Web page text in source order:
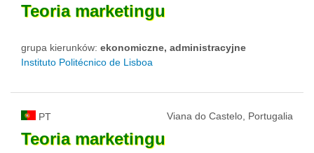
Teoria marketingu
grupa kierunków: ekonomiczne, administracyjne
Instituto Politécnico de Lisboa
PT Viana do Castelo, Portugalia
Teoria marketingu